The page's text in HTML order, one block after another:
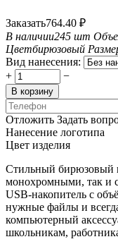
Заказать764.40 ₽
В наличии245 шт
Цветбирюзовый
Вид нанесения:
+
−
В корзину
Отложить Задать
Нанесение логотипа
Цвет изделия
Стильный бирюзовый
монохромными, так и
USB-накопитель с
нужные файлы и
компьютерный
школьникам,